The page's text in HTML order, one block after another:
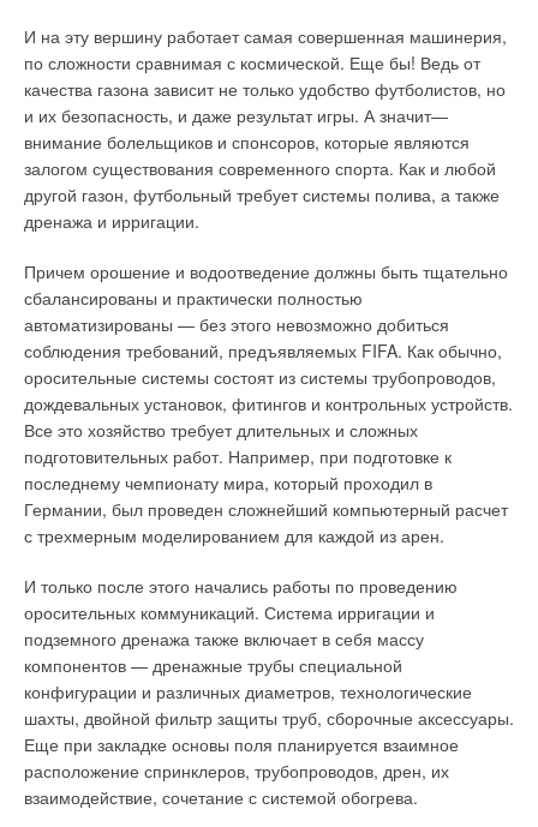
И на эту вершину работает самая совершенная машинерия,
по сложности сравнимая с космической. Еще бы! Ведь от
качества газона зависит не только удобство футболистов, но
и их безопасность, и даже результат игры. А значит—
внимание болельщиков и спонсоров, которые являются
залогом существования современного спорта. Как и любой
другой газон, футбольный требует системы полива, а также
дренажа и ирригации.
Причем орошение и водоотведение должны быть тщательно
сбалансированы и практически полностью
автоматизированы — без этого невозможно добиться
соблюдения требований, предъявляемых FIFA. Как обычно,
оросительные системы состоят из системы трубопроводов,
дождевальных установок, фитингов и контрольных устройств.
Все это хозяйство требует длительных и сложных
подготовительных работ. Например, при подготовке к
последнему чемпионату мира, который проходил в
Германии, был проведен сложнейший компьютерный расчет
с трехмерным моделированием для каждой из арен.
И только после этого начались работы по проведению
оросительных коммуникаций. Система ирригации и
подземного дренажа также включает в себя массу
компонентов — дренажные трубы специальной
конфигурации и различных диаметров, технологические
шахты, двойной фильтр защиты труб, сборочные аксессуары.
Еще при закладке основы поля планируется взаимное
расположение спринклеров, трубопроводов, дрен, их
взаимодействие, сочетание с системой обогрева.
Автоматика обеспечивает программирование режимов
работы, самодиагностику рабочих параметров и аварий.
Конструкция котла предусматривает удобный доступ к
рабочим узлам котла, а также возможность подключения
комнатного регулятора. Sigma РКS, PTS, PTD, PKD 24–28
кВт. Двухконтурный настенный газовый котел PTD, PKD с
плавным регулированием мощности.
Оснащен многофункциональной гидравлической группой, в
которую входят: пластинчатый теплообменник системы ГВС,
трехходовой клапан с сервоприводом, циркуляционный
насос с воздухоотводчиком, автоматический байпас и
аварийный сбросной клапан, экспанзиомат. Зажигание котла
— электронное. К одноконтурным моделям Sigma РКS, PTS
предусмотрено подключение внешнего бойлера.
Температура ГВС в бойлере поддерживается автоматически.
В котле установлена функция «антилегионелла».
Чугунные напольные газовые котлы серии Delta AT, ATE,
AG, ATB
с атмосферной горелкой мощностью от 14 до 180
кВт. Котлы Delta AT мощностью 14–52 кВт с пьезорозжигом.
Они просты и удобны в обслуживании. Имеют малый вес.
Максимально допустимая разница температур между
прямой и обратной линиями отопления составляет 45°C.
Максимальная мощность котла обеспечивается при
давлении газа 12 мбар.
Предусмотрена возможность подключения погодозависимой
автоматики, комнатных регуляторов и программаторов, а
также дополнительной электронной платы с функциями
«зима-лето», «управление двухнасосной схемой»,
Часть средств на данные цели выделяется из федеральных
и местных бюджетов. Так, в Вологде в 2007 г. на
реконструкцию систем теплоснабжения, изношенность сетей
которых, по словам коммунальщиков, составляет уже до
90%, из областного бюджета будет выделено 150 млн руб.
Однако этих бюджетных денег не хватает, и за счет них
проводится лишь перманентное залатывание дыр. Это хоть
как-то спасает жителей, но «симптоматичное лечение» в
Помочь могли бы частные инвестиции. Но их доля в проектах
коммунальных служб редко превышает 20–30%. Такая
ситуация в теоретически прибыльной отрасли складывается
из-за непривлекательности объектов жилищно-
коммунального хозяйства. Она является результатом их
задолженностей, сформировавшихся по вине
необязательных дебиторов, которыми зачастую выступают
органы, исполняющие бюджеты различных уровней
финансовой системы РФ.
Эту проблему решает в настоящий момент Госдума, в
которой рассматривается законопроект «О финансовом
оздоровлении организаций жилищно-коммунального
комплекса РФ». В его рамках, кроме прочего,
предполагается реструктуризация задолженности
организаций ЖКХ по налогам и сборам и обязательным
платежам. Подобное финансовое оздоровление должно
послужить поддержкой в технологической модернизации и
развитии данных объектов, повышая их привлекательностьв
глазах инвесторов. Что сделает возможным внедрение более